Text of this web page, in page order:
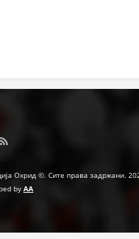
Охрид ©. Сите права задржани.
by AA